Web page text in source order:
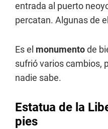
entrada al puerto
percatan. Algunas de
Es el monumentode
sufrió varios cambios,
nadie sabe.
Estatua de la
pies